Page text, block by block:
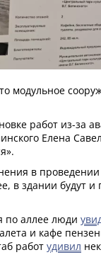
модульное
работ из-за
Елена
в проведении
в здании будут и
по аллее люди
и кафе
работ удивил